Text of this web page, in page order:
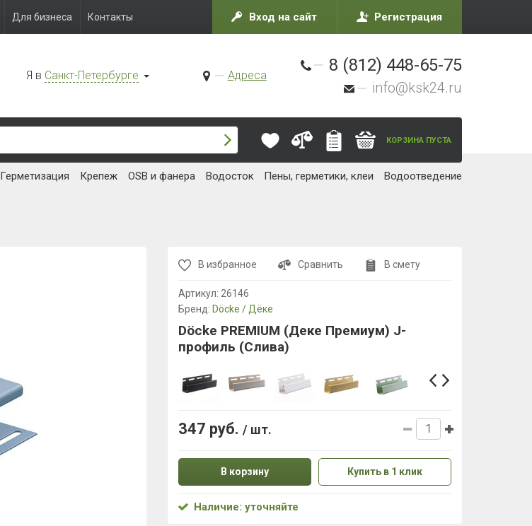
Для бизнеса Контакты Вход на сайт Регистрация
Я в Санкт-Петербурге Адреса
8 (812) 448-65-75
info@ksk24.ru
КОРЗИНА ПУСТА
Герметизация Крепеж OSB и фанера Водосток Пены, герметики, клеи Водоотведение
В избранное Сравнить В смету
Артикул: 26146
Бренд: Döcke / Дёке
Döcke PREMIUM (Деке Премиум) J-
профиль (Слива)
347 руб. / шт.
В корзину Купить в 1 клик
Наличие: уточняйте